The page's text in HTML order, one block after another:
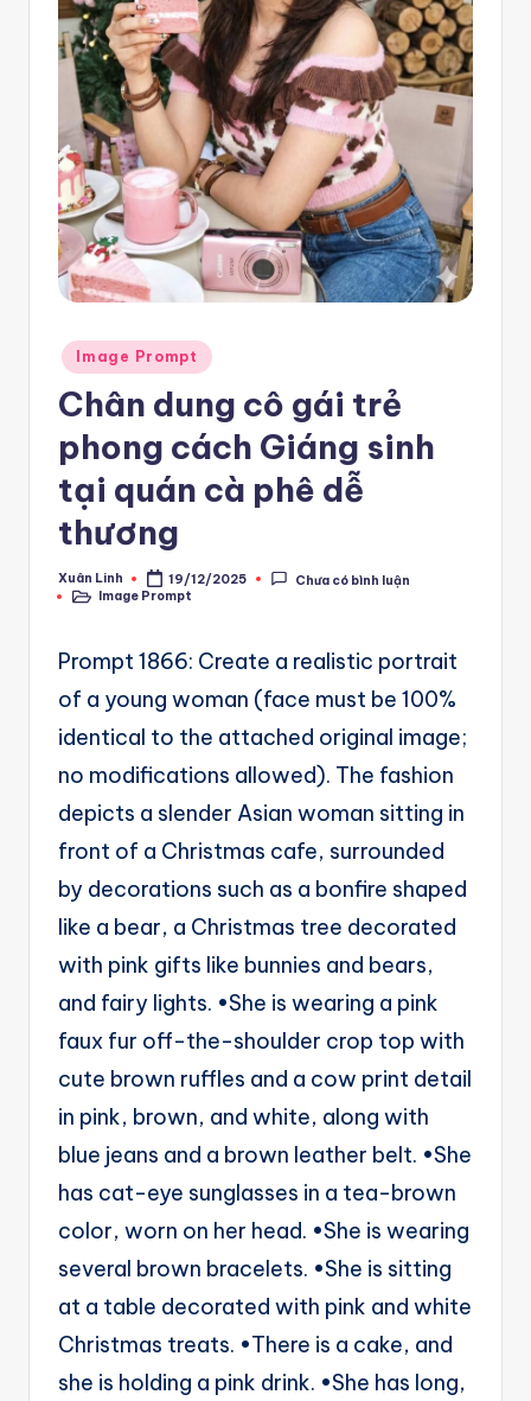
m
F
re
A
m
ti
d
Ai
A
ts
Posted
in
Image Prompt
Chân dung cô gái trẻ
phong cách Giáng sinh
tại quán cà phê dễ
thương
Posted
by
Xuân Linh 19/12/2025
Chưa có bình luận
PostedImage Prompt
Prompt 1866: Create a realistic portrait
of a young woman (face must be 100%
identical to the attached original image;
no modifications allowed). The fashion
depicts a slender Asian woman sitting in
front of a Christmas cafe, surrounded
by decorations such as a bonfire shaped
like a bear, a Christmas tree decorated
with pink gifts like bunnies and bears,
and fairy lights. •She is wearing a pink
faux fur off-the-shoulder crop top with
cute brown ruffles and a cow print detail
in pink, brown, and white, along with
blue jeans and a brown leather belt. •She
has cat-eye sunglasses in a tea-brown
color, worn on her head. •She is wearing
several brown bracelets. •She is sitting
at a table decorated with pink and white
Christmas treats. •There is a cake, and
she is holding a pink drink. •She has long,